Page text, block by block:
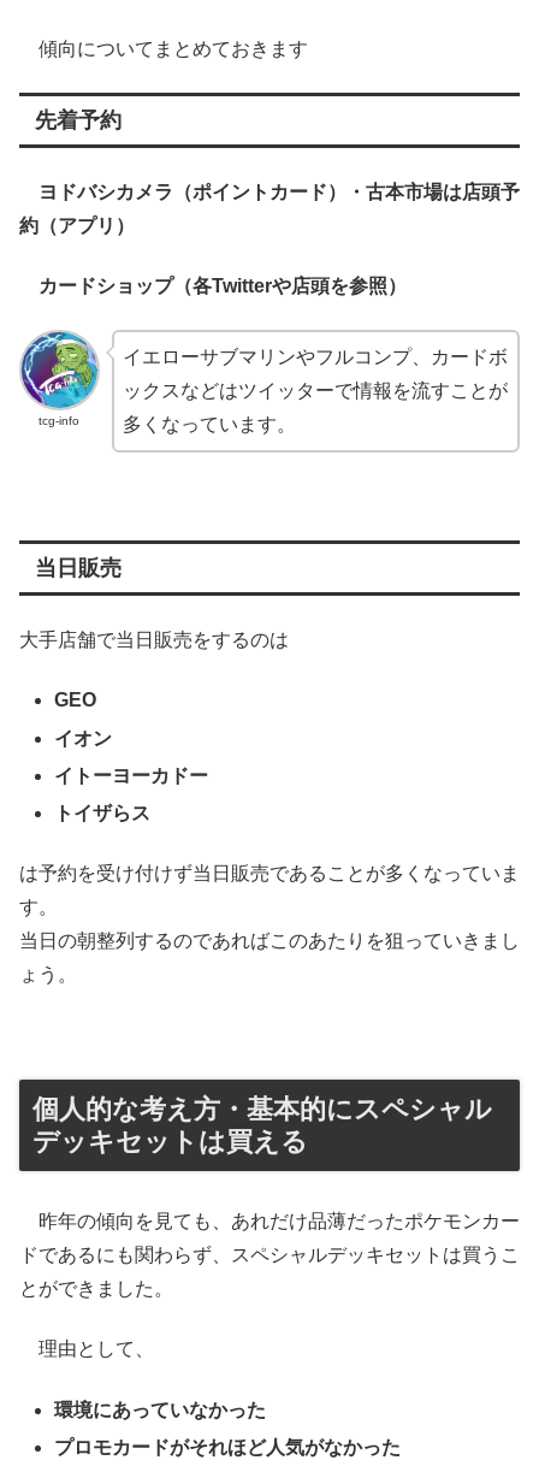
傾向についてまとめておきます
先着予約
ヨドバシカメラ（ポイントカード）・古本市場は店頭予
約（アプリ）
カードショップ（各Twitterや店頭を参照）
tcg-info
イエローサブマリンやフルコンプ、カードボ
ックスなどはツイッターで情報を流すことが
多くなっています。
当日販売
大手店舗で当日販売をするのは
GEO
イオン
イトーヨーカドー
トイザらス
は予約を受け付けず当日販売であることが多くなっていま
す。
当日の朝整列するのであればこのあたりを狙っていきまし
ょう。
個人的な考え方・基本的にスペシャル
デッキセットは買える
昨年の傾向を見ても、あれだけ品薄だったポケモンカー
ドであるにも関わらず、スペシャルデッキセットは買うこ
とができました。
理由として、
環境にあっていなかった
プロモカードがそれほど人気がなかった